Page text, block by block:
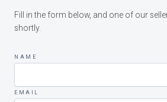
Fill in the form below, and one of our
shortly.
NAME
EMAIL